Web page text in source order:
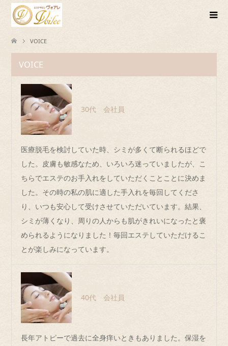
VOICE
VOICE
30代 会社員
医療脱毛を検討していた時、シミが多くて断られるほどで
した。皮膚も敏感なため、いろいろ迷っていましたが、こ
ちらでエステのお手入れをしていただくことことに決めま
した。その時の私の肌に適した手入れを毎回してくださ
り、いつも安心して受けさせていただいています。結果、
シミが薄くなり、周りの人からも肌がきれいになったと褒
められるようになりました！毎回エステしていただけるこ
とが楽しみになっています。
40代 会社員
長年アトピーで過去に全身痒いときもありました。保湿を